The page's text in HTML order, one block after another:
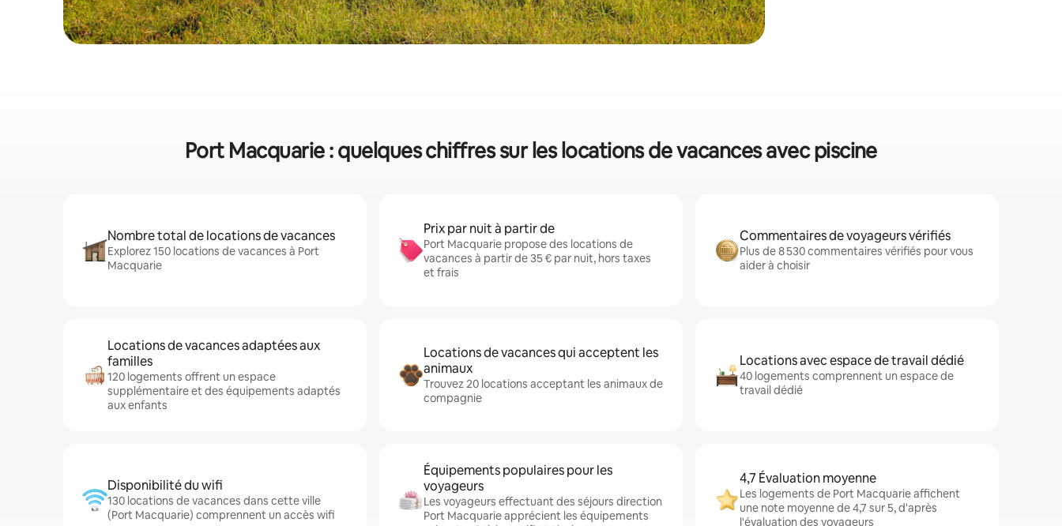
Port Macquarie : quelques chiffres sur les locations de vacances avec piscine
Nombre total de locations de vacances
Explorez 150 locations de vacances à Port
Macquarie
Prix par nuit à partir de
Port Macquarie propose des locations de
vacances à partir de 35 € par nuit, hors taxes
et frais
Commentaires de voyageurs vérifiés
Plus de 8 530 commentaires vérifiés pour vous
aider à choisir
Locations de vacances adaptées aux
familles
120 logements offrent un espace
supplémentaire et des équipements adaptés
aux enfants
Locations de vacances qui acceptent les
animaux
Trouvez 20 locations acceptant les animaux de
compagnie
Locations avec espace de travail dédié
40 logements comprennent un espace de
travail dédié
Disponibilité du wifi
130 locations de vacances dans cette ville
(Port Macquarie) comprennent un accès wifi
Équipements populaires pour les
voyageurs
Les voyageurs effectuant des séjours direction
Port Macquarie apprécient les équipements
4,7 Évaluation moyenne
Les logements de Port Macquarie affichent
une note moyenne de 4,7 sur 5, d'après
l'évaluation des voyageurs